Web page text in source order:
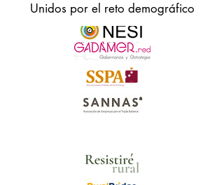
Unidos por el reto demográfico